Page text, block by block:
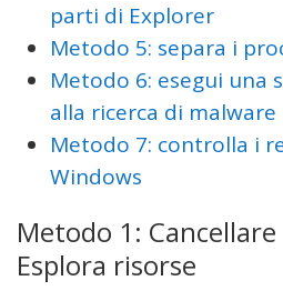
parti di Explorer
Metodo 5: separa i
Metodo 6: esegui una
alla ricerca di malware
Metodo 7: controlla i
Windows
Metodo 1:
Esplora risorse